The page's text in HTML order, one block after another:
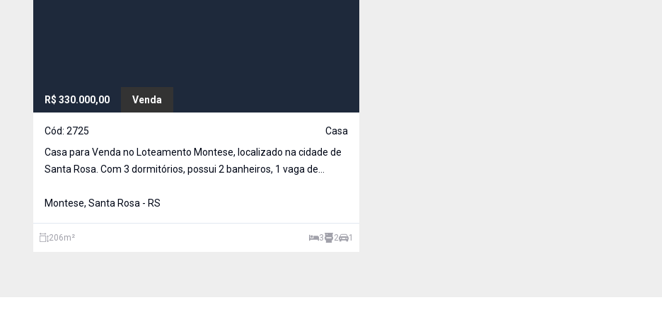
R$ 330.000,00 Venda
Cód: 2725
Casa
Casa para Venda no Loteamento Montese, localizado na cidade de
Santa Rosa. Com 3 dormitórios, possui 2 banheiros, 1 vaga de
Montese, Santa Rosa - RS
206m² 3 2 1